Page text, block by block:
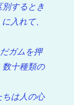
別するとき
入れて、
ガムを押
十種類の
は人の心